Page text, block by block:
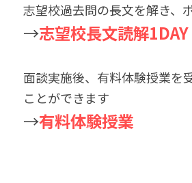
志望校過去問の長文を解き、
→志望校長文読解1DAY
面談実施後、有料体験授業を
ことができます
→有料体験授業